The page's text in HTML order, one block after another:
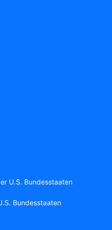
U.S. Bundesstaaten
Bundesstaaten